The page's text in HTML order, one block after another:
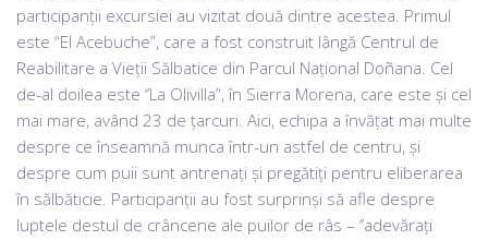
participanții excursiei au vizitat două dintre acestea. Primul
este “El Acebuche”, care a fost construit lângă Centrul de
Reabilitare a Vieții Sălbatice din Parcul Național Doñana. Cel
de-al doilea este ‘’La Olivilla”, în Sierra Morena, care este și cel
mai mare, având 23 de țarcuri. Aici, echipa a învățat mai multe
despre ce înseamnă munca într-un astfel de centru, și
despre cum puii sunt antrenați și pregătiți pentru eliberarea
în sălbăticie. Participanții au fost surprinși să afle despre
luptele destul de crâncene ale puilor de râs – ‘’adevărați